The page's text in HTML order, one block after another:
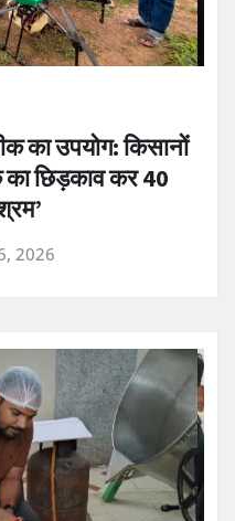
का उपयोग: किसानों
छिड़काव कर 40
2026